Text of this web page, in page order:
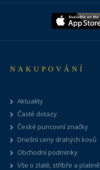
NAKUPOVÁNÍ
Aktuality
Časté dotazy
České puncovní značky
Dnešní ceny drahých kovů
Obchodní podmínky
Vše o zlatě, stříbře a platině